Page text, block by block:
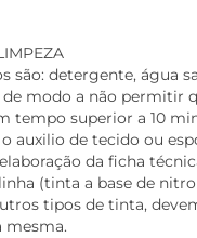
são: detergente, água
modo a não permitir
superior a 10
auxilio de tecido ou
da ficha
(tinta a base de
tipos de tinta,
mesma.